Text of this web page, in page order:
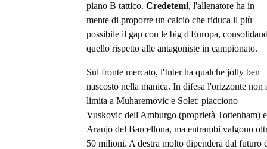
piano B tattico. Credetemi, l'allenatore ha in
mente di proporre un calcio che riduca il più
possibile il gap con le big d'Europa,
quello rispetto alle antagoniste in campionato.
Sul fronte mercato, l'Inter ha qualche jolly ben
nascosto nella manica. In difesa l'orizzonte non
limita a Muharemovic e Solet: piacciono
Vuskovic dell'Amburgo (proprietà Tottenham) e
Araujo del Barcellona, ma entrambi valgono
50 milioni. A destra molto dipenderà dal futuro